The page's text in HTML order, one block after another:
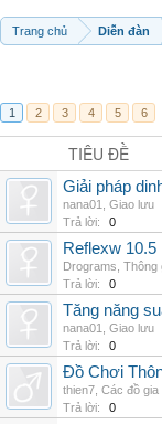
Trang chủ Diễn đàn
1 2 3 4 5 6
TIÊU ĐỀ
Giải pháp
nana01
Giao lưu
Trả lời:
0
Reflexw 10.5
Drograms Thông
Trả lời:
0
Tăng năng
nana01
Giao lưu
Trả lời:
0
Đồ Chơi
thien7 Các đồ gia
Trả lời:
0